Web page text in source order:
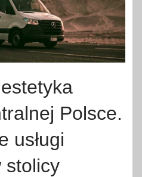
Polsce.
usługi
stolicy